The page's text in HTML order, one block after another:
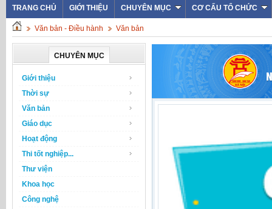
TRANG CHỦ GIỚI THIỆU CHUYÊN MỤC CƠ CẤU TỔ CHỨC
Văn bản - Điều hành Văn bản
CHUYÊN MỤC
Giới thiệu
Thời sự
Văn bản
Giáo dục
Hoạt động
Thi tốt nghiệp...
Thư viện
Khoa học
Công nghệ